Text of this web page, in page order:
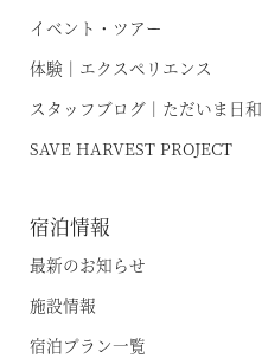
イベント・ツアー
体験｜エクスペリエンス
スタッフブログ｜ただいま日和
SAVE HARVEST PROJECT
宿泊情報
最新のお知らせ
施設情報
宿泊プラン一覧